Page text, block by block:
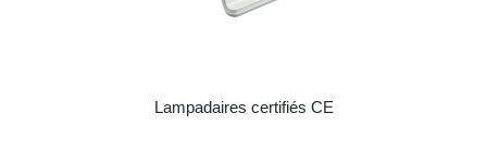
Lampadaires certifiés CE